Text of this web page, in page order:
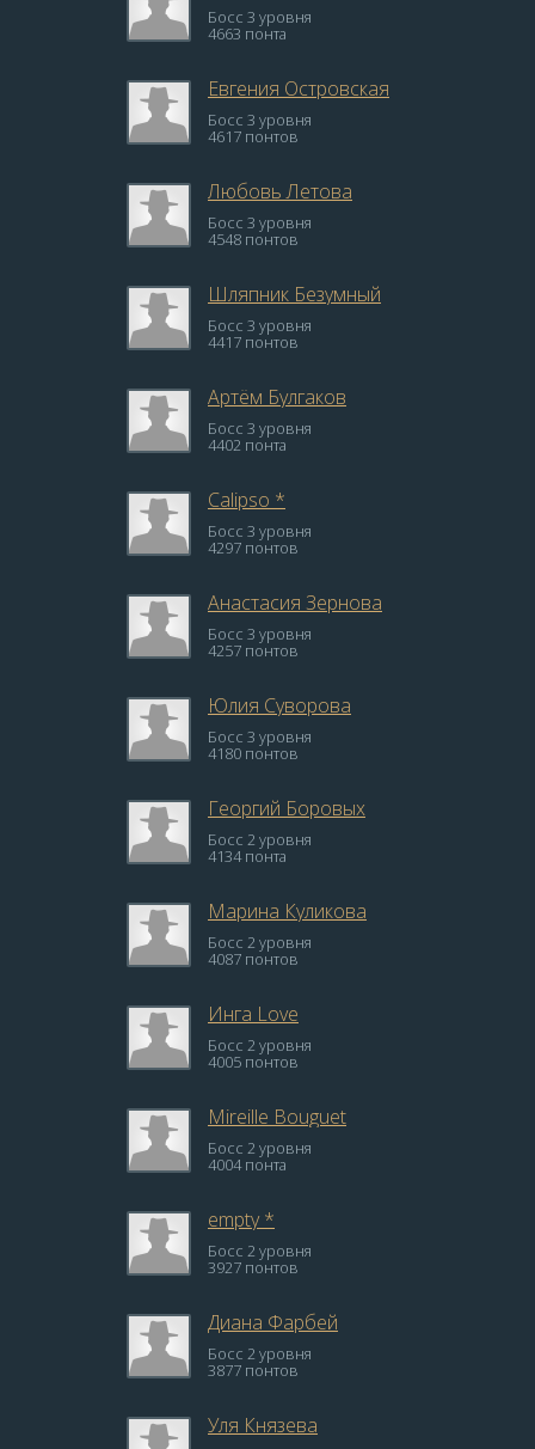
Босс 3 уровня
4663 понта
Евгения Островская
Босс 3 уровня
4617 понтов
Любовь Летова
Босс 3 уровня
4548 понтов
Шляпник Безумный
Босс 3 уровня
4417 понтов
Артём Булгаков
Босс 3 уровня
4402 понта
Calipso *
Босс 3 уровня
4297 понтов
Анастасия Зернова
Босс 3 уровня
4257 понтов
Юлия Суворова
Босс 3 уровня
4180 понтов
Георгий Боровых
Босс 2 уровня
4134 понта
Марина Куликова
Босс 2 уровня
4087 понтов
Инга Love
Босс 2 уровня
4005 понтов
Mireille Bouguet
Босс 2 уровня
4004 понта
empty *
Босс 2 уровня
3927 понтов
Диана Фарбей
Босс 2 уровня
3877 понтов
Уля Князева